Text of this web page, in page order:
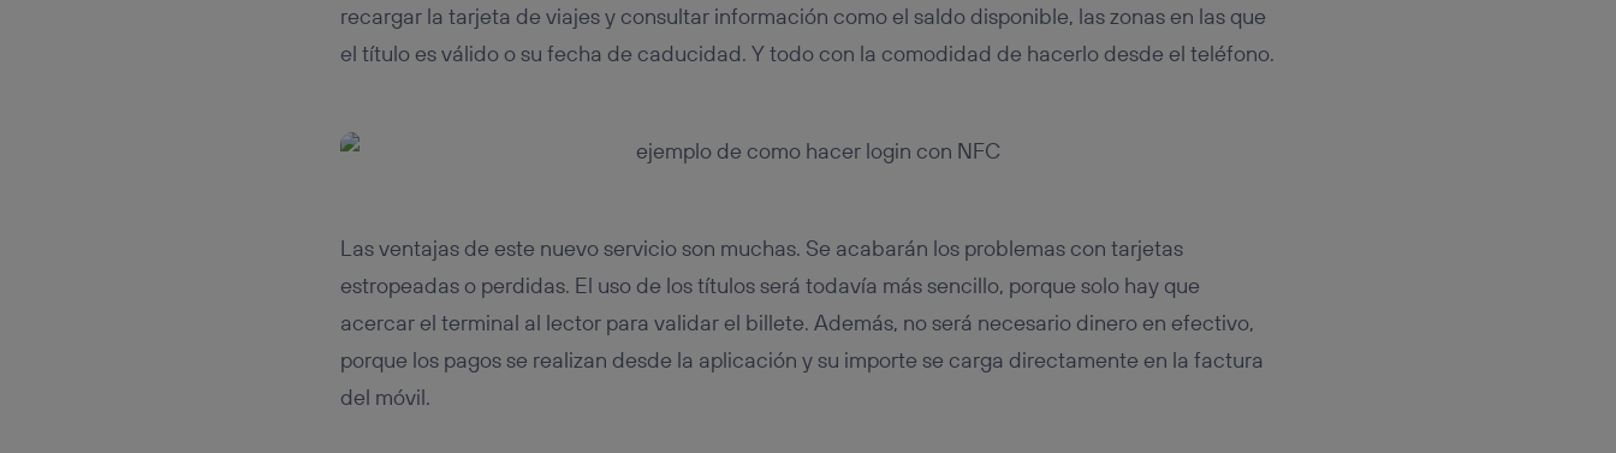
recargar la tarjeta de viajes y consultar información como el saldo disponible, las zonas en las que
el título es válido o su fecha de caducidad. Y todo con la comodidad de hacerlo desde el teléfono.
Las ventajas de este nuevo servicio son muchas. Se acabarán los problemas con tarjetas
estropeadas o perdidas. El uso de los títulos será todavía más sencillo, porque solo hay que
acercar el terminal al lector para validar el billete. Además, no será necesario dinero en efectivo,
porque los pagos se realizan desde la aplicación y su importe se carga directamente en la factura
del móvil.